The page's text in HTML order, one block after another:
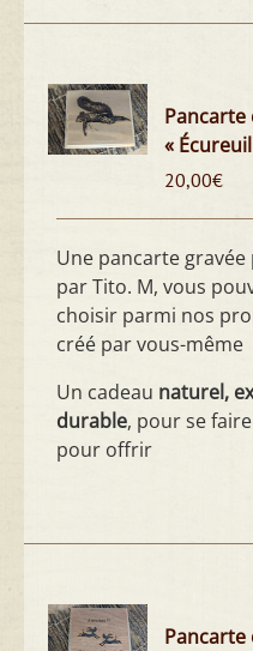
Pancarte
«
20,00€
Une pancarte
par Tito. M, vous
choisir parmi nos
créé par vous-même
Un cadeau naturel,
durable, pour se
pour offrir
Pancarte